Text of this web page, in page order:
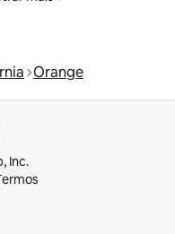
Orange
Inc.